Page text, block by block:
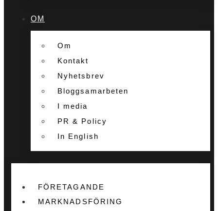
OM
Om
Kontakt
Nyhetsbrev
Bloggsamarbeten
I media
PR & Policy
In English
FÖRETAGANDE
MARKNADSFÖRING